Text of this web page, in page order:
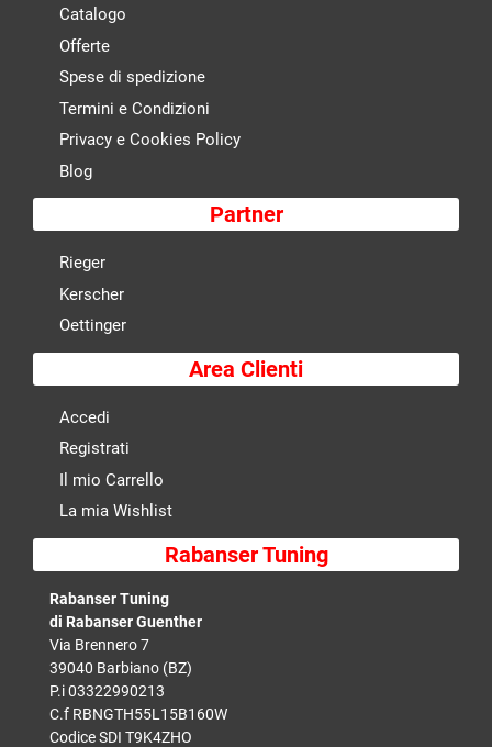
Catalogo
Offerte
Spese di spedizione
Termini e Condizioni
Privacy e Cookies Policy
Blog
Partner
Rieger
Kerscher
Oettinger
Area Clienti
Accedi
Registrati
Il mio Carrello
La mia Wishlist
Rabanser Tuning
Rabanser Tuning
di Rabanser Guenther
Via Brennero 7
39040 Barbiano (BZ)
P.i 03322990213
C.f RBNGTH55L15B160W
Codice SDI T9K4ZHO